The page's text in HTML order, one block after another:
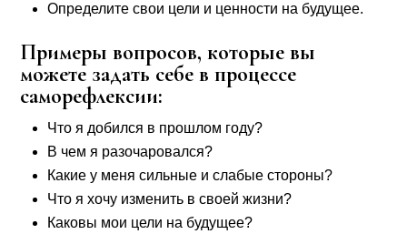
Опре­де­ли­те свои цели и цен­но­сти на буду­щее.
Примеры вопросов, которые вы
можете задать себе в процессе
саморефлексии:
Что я добил­ся в про­шлом году?
В чем я разо­ча­ро­вал­ся?
Какие у меня силь­ные и сла­бые сто­ро­ны?
Что я хочу изме­нить в сво­ей жиз­ни?
Како­вы мои цели на буду­щее?